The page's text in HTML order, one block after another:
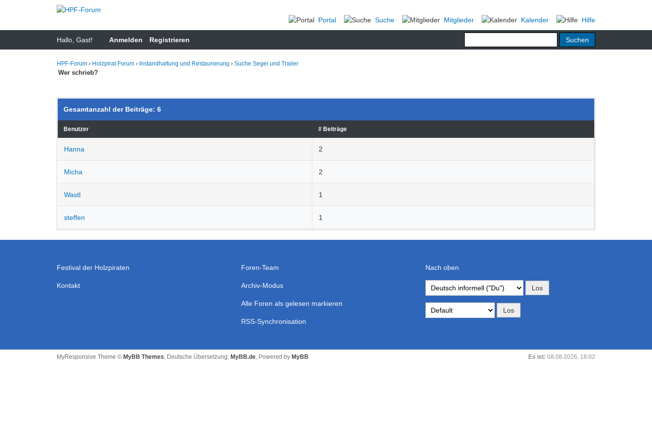
Portal Suche Mitglieder Kalender Hilfe
Hallo, Gast! Anmelden Registrieren
HPF-Forum › Holzpirat Forum › Instandhaltung und Restaurierung › Suche Segel und Trailer
Wer schrieb?
Gesamtanzahl der Beiträge: 6
Benutzer # Beiträge
Hanna 2
Micha 2
Wastl 1
steffen 1
Festival der Holzpiraten
Kontakt
Foren-Team
Archiv-Modus
Alle Foren als gelesen markieren
RSS-Synchronisation
Nach oben
MyResponsive Theme © MyBB Themes, Deutsche Übersetzung: MyBB.de, Powered by MyBB Es ist: 08.08.2026, 18:02